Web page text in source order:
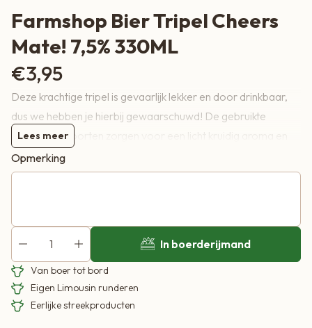
Farmshop Bier Tripel Cheers
Mate! 7,5% 330ML
€3,95
Deze krachtige tripel is gevaarlijk lekker en door drinkbaar,
dus we hebben je hierbij gewaarschuwd! De gebruikte
nobele hopsoorten zorgen voor een licht kruidig aroma en
de toevoegingen van haver en tarwe geeft deze tripel een
bijzondere body. Met iedere slok is er iets nieuws te proeven.
Lees meer
Opmerking
In boerderijmand
Van boer tot bord
Eigen Limousin runderen
Eerlijke streekproducten